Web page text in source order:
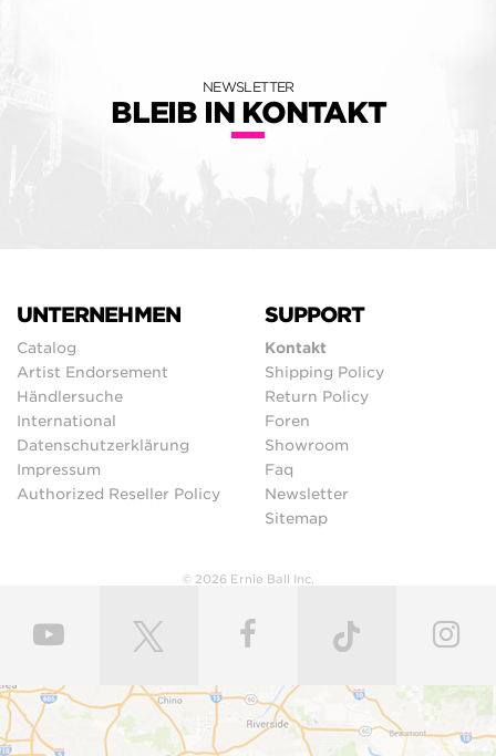
NEWSLETTER
BLEIB IN KONTAKT
UNTERNEHMEN
Catalog
Artist Endorsement
Händlersuche
International
Datenschutzerklärung
Impressum
Authorized Reseller Policy
SUPPORT
Kontakt
Shipping Policy
Return Policy
Foren
Showroom
Faq
Newsletter
Sitemap
© 2026 Ernie Ball Inc.